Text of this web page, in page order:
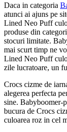
Daca in categoria
atunci ai ajuns pe
Lined Neo Puff
produse din
stocuri limitate.
mai scurt timp ne
Lined Neo Puff
zile lucratoare, un
Crocs cizme de
alegerea perfecta
sine. Babyboomer-
bucura de Crocs
culoarea roz in cel